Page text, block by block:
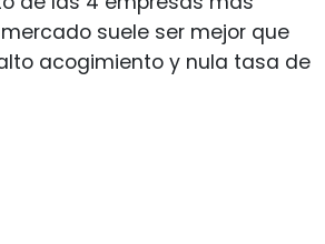
suele ser mejor que
acogimiento y nula tasa de